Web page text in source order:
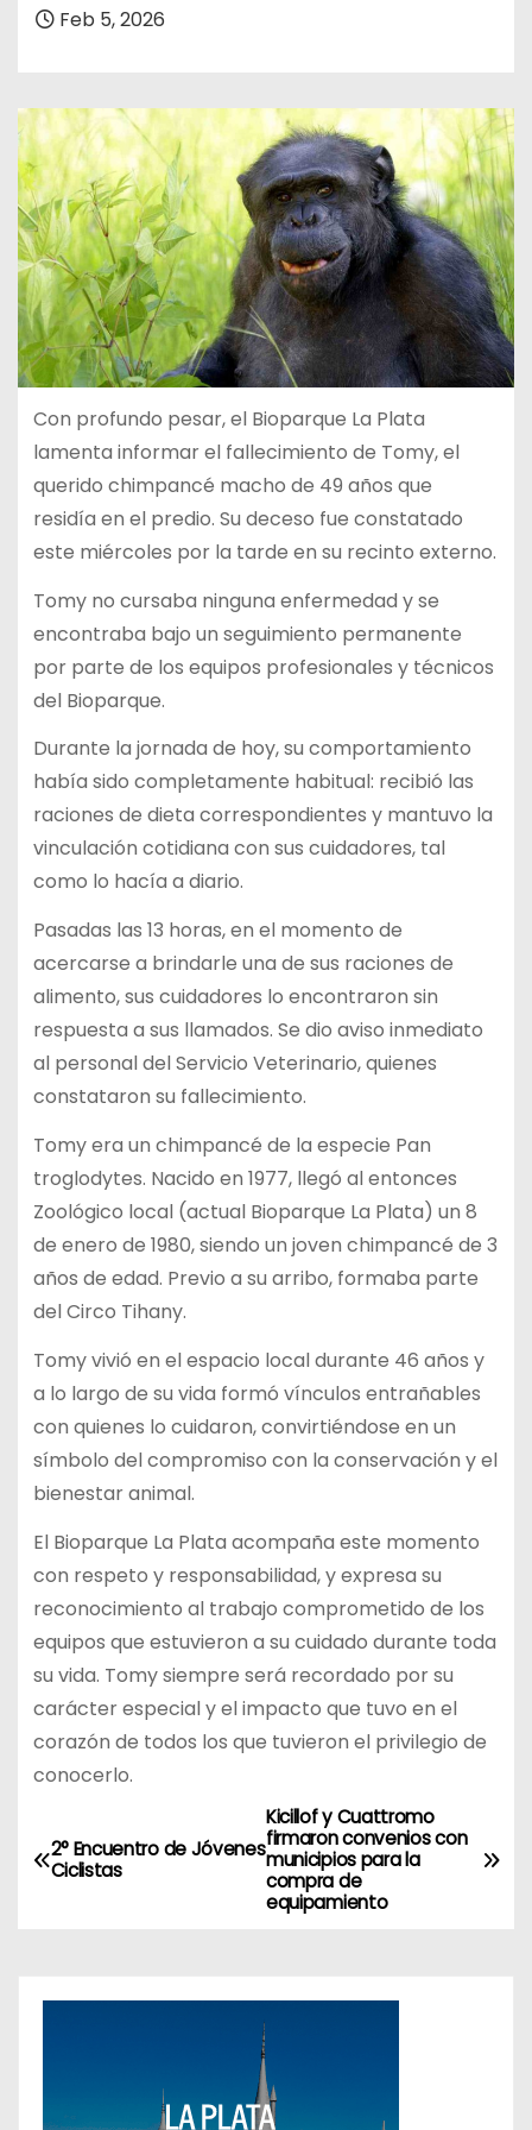
Feb 5, 2026
Con profundo pesar, el Bioparque La Plata
lamenta informar el fallecimiento de Tomy, el
querido chimpancé macho de 49 años que
residía en el predio. Su deceso fue constatado
este miércoles por la tarde en su recinto externo.
Tomy no cursaba ninguna enfermedad y se
encontraba bajo un seguimiento permanente
por parte de los equipos profesionales y técnicos
del Bioparque.
Durante la jornada de hoy, su comportamiento
había sido completamente habitual: recibió las
raciones de dieta correspondientes y mantuvo la
vinculación cotidiana con sus cuidadores, tal
como lo hacía a diario.
Pasadas las 13 horas, en el momento de
acercarse a brindarle una de sus raciones de
alimento, sus cuidadores lo encontraron sin
respuesta a sus llamados. Se dio aviso inmediato
al personal del Servicio Veterinario, quienes
constataron su fallecimiento.
Tomy era un chimpancé de la especie Pan
troglodytes. Nacido en 1977, llegó al entonces
Zoológico local (actual Bioparque La Plata) un 8
de enero de 1980, siendo un joven chimpancé de 3
años de edad. Previo a su arribo, formaba parte
del Circo Tihany.
Tomy vivió en el espacio local durante 46 años y
a lo largo de su vida formó vínculos entrañables
con quienes lo cuidaron, convirtiéndose en un
símbolo del compromiso con la conservación y el
bienestar animal.
El Bioparque La Plata acompaña este momento
con respeto y responsabilidad, y expresa su
reconocimiento al trabajo comprometido de los
equipos que estuvieron a su cuidado durante toda
su vida. Tomy siempre será recordado por su
carácter especial y el impacto que tuvo en el
corazón de todos los que tuvieron el privilegio de
conocerlo.
N
a
Kicillof y Cuattromo
firmaron convenios con
municipios para la
compra de
equipamiento
2° Encuentro de Jóvenes
Ciclistas